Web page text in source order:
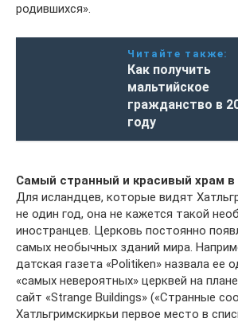
родившихся».
Читайте также:
Как получить
мальтийское
гражданство в
году
Самый странный и красивый храм в
Для исландцев, которые видят
не один год, она не кажется такой
иностранцев. Церковь постоянно
самых необычных зданий мира.
датская газета «Politiken» назвала ее
«самых невероятных» церквей на
сайт «Strange Buildings» («Странные
Хатльгримскиркьи первое место в